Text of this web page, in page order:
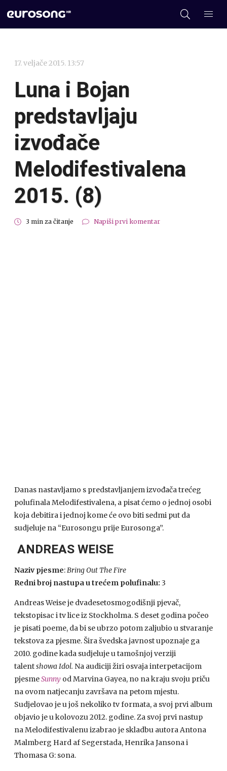
17. veljače 2015. 13:57
Luna i Bojan
predstavljaju
izvođače
Melodifestivalena
2015. (8)
3 min za čitanje Napiši prvi komentar
Danas nastavljamo s predstavljanjem izvođača trećeg
polufinala Melodifestivalena, a pisat ćemo o jednoj osobi
koja debitira i jednoj kome će ovo biti sedmi put da
sudjeluje na “Eurosongu prije Eurosonga”.
ANDREAS WEISE
Naziv pjesme:Bring Out The Fire
Redni broj nastupa u trećem polufinalu: 3
Andreas Weise je dvadesetosmogodišnji pjevač,
tekstopisac i tv lice iz Stockholma. S deset godina počeo
je pisati poeme, da bi se ubrzo potom zaljubio u stvaranje
tekstova za pjesme. Šira švedska javnost upoznaje ga
2010. godine kada sudjeluje u tamošnjoj verziji
talentshowa Idol. Na audiciji žiri osvaja interpetacijom
pjesmeSunny od Marvina Gayea, no na kraju svoju priču
na ovom natjecanju završava na petom mjestu.
Sudjelovao je u još nekoliko tv formata, a svoj prvi album
objavio je u kolovozu 2012. godine. Za svoj prvi nastup
na Melodifestivalenu izabrao je skladbu autora Antona
Malmberg Hard af Segerstada, Henrika Jansona i
Thomasa G: sona.